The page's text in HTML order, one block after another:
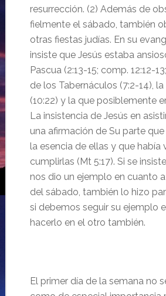
resurrección. (2) Además de
fielmente el sábado, también
otras fiestas judías. En su
insiste que Jesús estaba
Pascua (2:13-15; comp. 12:12-
de los Tabernáculos (7:2-14),
(10:22) y la que posiblemente
La insistencia de Jesús en
una afirmación de Su parte
la esencia de ellas y que había
cumplirlas (Mt 5:17). Si se
nos dio un ejemplo en cuanto
del sábado, también lo hizo
si debemos seguir su ejemplo
hacerlo en el otro también.
El primer día de la semana no